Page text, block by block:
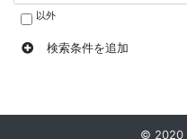
以外
検索条件を追加
© 2020